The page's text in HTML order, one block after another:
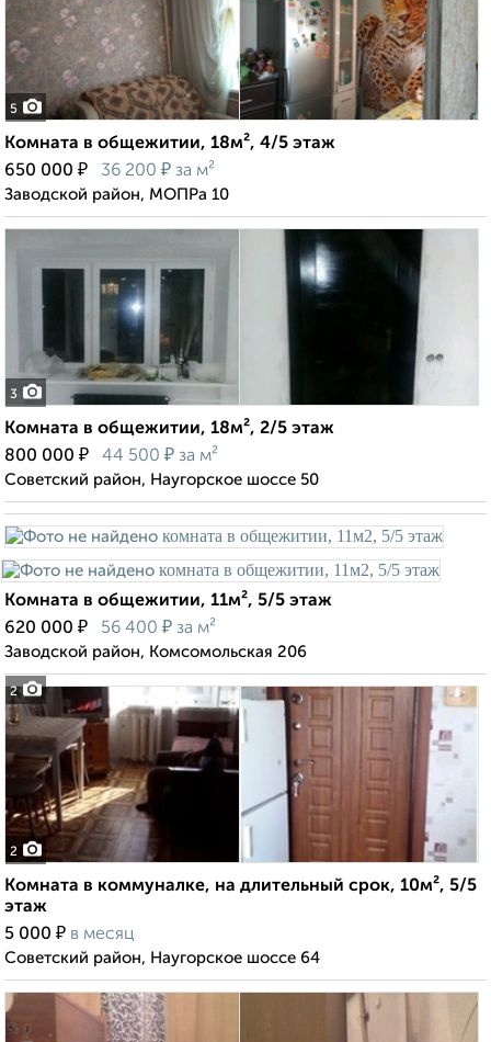
5
Комната в общежитии, 18м², 4/5 этаж
650 000 ₽ 36 200 ₽ за м²
Заводской район, МОПРа 10
3
Комната в общежитии, 18м², 2/5 этаж
800 000 ₽ 44 500 ₽ за м²
Советский район, Наугорское шоссе 50
2
Комната в общежитии, 11м², 5/5 этаж
620 000 ₽ 56 400 ₽ за м²
Заводской район, Комсомольская 206
2
Комната в коммуналке, на длительный срок, 10м², 5/5
этаж
5 000 ₽ в месяц
Советский район, Наугорское шоссе 64